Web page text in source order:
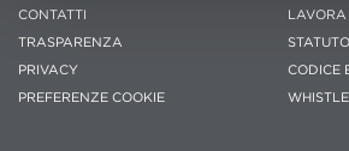
CONTATTI
TRASPARENZA
PRIVACY
PREFERENZE COOKIE
STATUTO
CODICE